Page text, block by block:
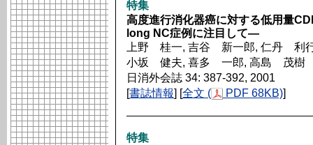
特集
高度進行消化器癌に対する低用量
long NC症例に注目して―
上野 桂一, 吉谷 新一郎, 仁丹 利
小坂 健夫, 喜多 一郎, 高島 茂樹
日消外会誌 34: 387-392, 2001
[書誌情報] [全文 ( PDF 68KB)]
特集